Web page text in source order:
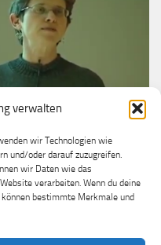
verwalten
wir Technologien wie
und/oder darauf zuzugreifen.
wir Daten wie das
verarbeiten. Wenn du deine
bestimmte Merkmale und
Palm